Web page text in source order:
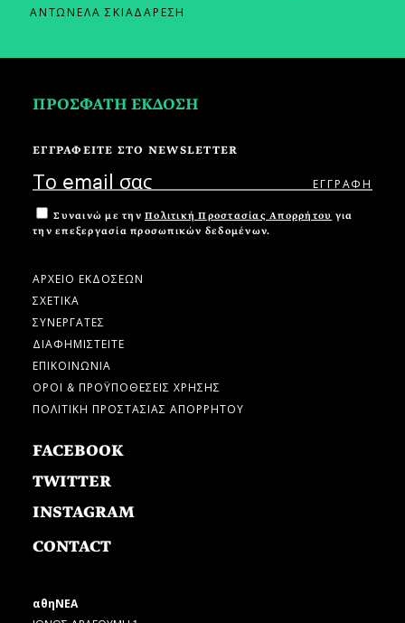
ΑΝΤΩΝΕΛΑ ΣΚΙΑΔΑΡΕΣΗ
ΠΡΟΣΦΑΤΗ ΕΚΔΟΣΗ
ΕΓΓΡΑΦΕΙΤΕ ΣΤΟ NEWSLETTER
Συναινώ με την Πολιτική Προστασίας Απορρήτου για
την επεξεργασία προσωπικών δεδομένων.
ΑΡΧΕΙΟ ΕΚΔΟΣΕΩΝ
ΣΧΕΤΙΚΑ
ΣΥΝΕΡΓΑΤΕΣ
ΔΙΑΦΗΜΙΣΤΕΙΤΕ
ΕΠΙΚΟΙΝΩΝΙΑ
ΟΡΟΙ & ΠΡΟΫΠΟΘΕΣΕΙΣ ΧΡΗΣΗΣ
ΠΟΛΙΤΙΚΗ ΠΡΟΣΤΑΣΙΑΣ ΑΠΟΡΡΗΤΟΥ
FACEBOOK
TWITTER
INSTAGRAM
CONTACT
αθηΝΕΑ